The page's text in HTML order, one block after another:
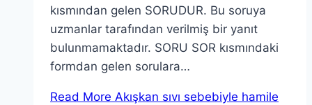
kısmından gelen SORUDUR. Bu soruya
uzmanlar tarafından verilmiş bir yanıt
bulunmamaktadır. SORU SOR kısmındaki
formdan gelen sorulara…
Read More Akışkan sıvı sebebiyle hamile